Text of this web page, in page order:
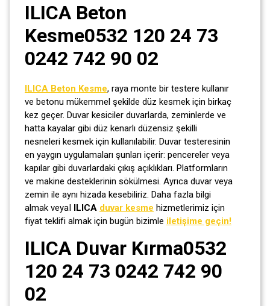
ILICA Beton
Kesme0532 120 24 73
0242 742 90 02
ILICA Beton Kesme, raya monte bir testere kullanır
ve betonu mükemmel şekilde düz kesmek için birkaç
kez geçer. Duvar kesiciler duvarlarda, zeminlerde ve
hatta kayalar gibi düz kenarlı düzensiz şekilli
nesneleri kesmek için kullanılabilir. Duvar testeresinin
en yaygın uygulamaları şunları içerir: pencereler veya
kapılar gibi duvarlardaki çıkış açıklıkları. Platformların
ve makine desteklerinin sökülmesi. Ayrıca duvar veya
zemin ile aynı hizada kesebiliriz. Daha fazla bilgi
almak veyaI ILICA duvar kesme hizmetlerimiz için
fiyat teklifi almak için bugün bizimle iletişime geçin!
ILICA Duvar Kırma0532
120 24 73 0242 742 90
02